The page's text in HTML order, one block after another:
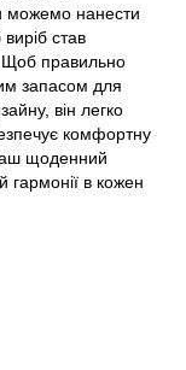
можемо нанести
став
Щоб правильно
запасом для
він легко
комфортну
щоденний
в кожен